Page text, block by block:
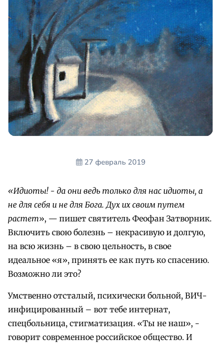
27 февраль 2019
«Идиоты! - да они ведь только для нас идиоты, а
не для себя и не для Бога. Дух их своим путем
растет», — пишет святитель Феофан Затворник.
Включить свою болезнь – некрасивую и долгую,
на всю жизнь – в свою цельность, в свое
идеальное «я», принять ее как путь ко спасению.
Возможно ли это?
Умственно отсталый, психически больной, ВИЧ-
инфицированный – вот тебе интернат,
спецбольница, стигматизация. «Ты не наш», -
говорит современное российское общество. И